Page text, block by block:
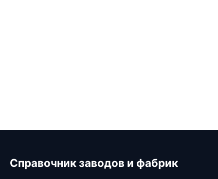
Справочник заводов и фабрик